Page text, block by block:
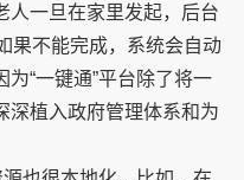
一旦在家里发起，后台
果不能完成，系统会自动
“一键通”平台除了将一
深植入政府管理体系和为